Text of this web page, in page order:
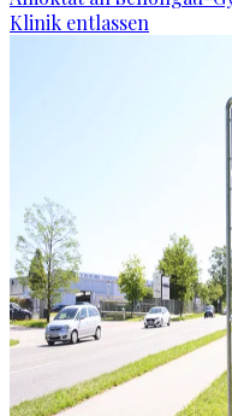
Klinik entlassen